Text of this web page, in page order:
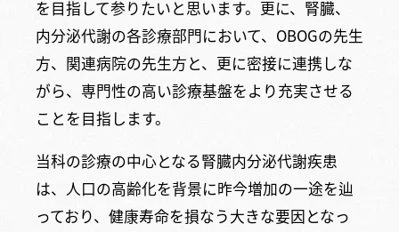
を目指して参りたいと思います。更に、腎臓、
内分泌代謝の各診療部門において、OBOGの先生
方、関連病院の先生方と、更に密接に連携しな
がら、専門性の高い診療基盤をより充実させる
ことを目指します。
当科の診療の中心となる腎臓内分泌代謝疾患
は、人口の高齢化を背景に昨今増加の一途を辿
っており、健康寿命を損なう大きな要因となっ